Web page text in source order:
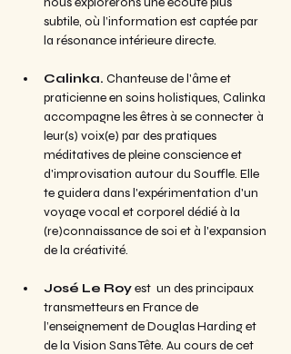
subtile, où l’information est captée par
la résonance intérieure directe.
Calinka. Chanteuse de l'âme et
praticienne en soins holistiques, Calinka
accompagne les êtres à se connecter à
leur(s) voix(e) par des pratiques
méditatives de pleine conscience et
d'improvisation autour du Souffle. Elle
te guidera dans l'expérimentation d'un
voyage vocal et corporel dédié à la
(re)connaissance de soi et à l'expansion
de la créativité.
José Le Roy est  un des principaux
transmetteurs en France de
l’enseignement de Douglas Harding et
de la Vision Sans Tête. Au cours de cet